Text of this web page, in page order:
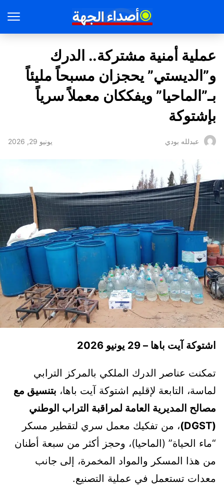
عملية أمنية مشتركة.. الدرك
و”الديستي” يحجزان مسبحاً مليئاً
بـ”الماحيا” ويفككان معملاً سرياً
بإشتوكة
عبدلله بودي يونيو 29, 2026
اشتوكة آيت باها – 29 يونيو 2026
تمكنت عناصر الدرك الملكي بالمركز الترابي
لماسة، التابعة لإقليم اشتوكة آيت باها، بتنسيق مع
مصالح المديرية العامة لمراقبة التراب الوطني
(DGST)
، من تفكيك معمل سري لتقطير مسكر
“ماء الحياة” (الماحيا)، وحجز أكثر من سبعة أطنان
من هذا المسكر والمواد المخمرة، إلى جانب
معدات تستعمل في عملية التصنيع.